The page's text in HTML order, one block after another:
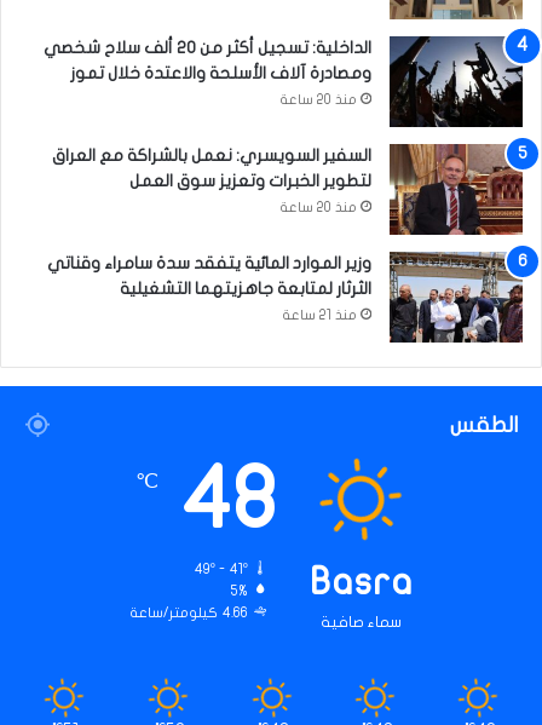
الداخلية: تسجيل أكثر من 20 ألف سلاح شخصي
ومصادرة آلاف الأسلحة والاعتدة خلال تموز
منذ 20 ساعة
السفير السويسري: نعمل بالشراكة مع العراق
لتطوير الخبرات وتعزيز سوق العمل
منذ 20 ساعة
وزير الموارد المائية يتفقد سدة سامراء وقناتي
الثرثار لمتابعة جاهزيتهما التشغيلية
منذ 21 ساعة
الطقس
Basra
سماء صافية
48
℃
49º - 41º
5%
4.66 كيلومتر/ساعة